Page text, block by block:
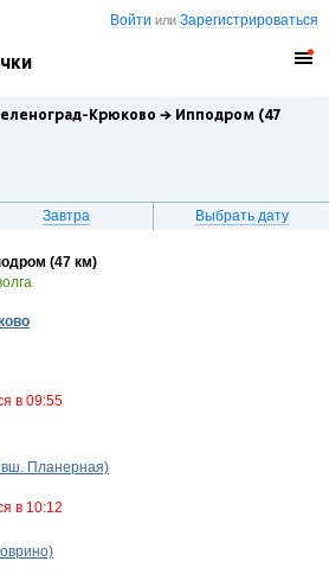
Войти илиЗарегистрироваться
Крюково → Ипподром (47
Завтра Выбрать дату
(47 км)
в 09:55
Планерная)
в 10:12